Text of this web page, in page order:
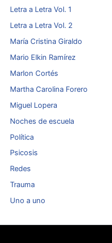
Letra a Letra Vol. 1
Letra a Letra Vol. 2
María Cristina Giraldo
Mario Elkin Ramírez
Marlon Cortés
Martha Carolina Forero
Miguel Lopera
Noches de escuela
Política
Psicosis
Redes
Trauma
Uno a uno